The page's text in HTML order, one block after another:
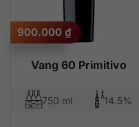
Vang 60 Primitivo
900.000 ₫
750 ml 14.5%